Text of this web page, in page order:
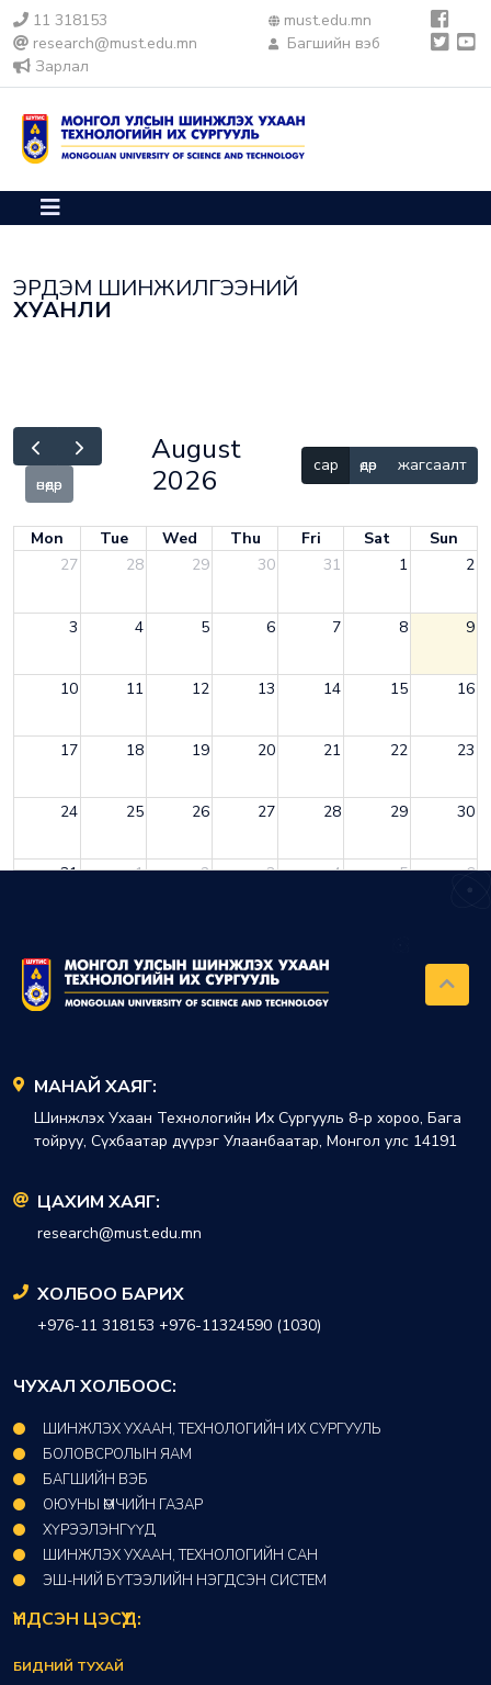
11 318153
research@must.edu.mn
Зарлал
must.edu.mn
Багшийн вэб
ЭРДЭМ ШИНЖИЛГЭЭНИЙ
ХУАНЛИ
өнөөдөр
August
2026
сар өдөр жагсаалт
Mon Tue Wed Thu Fri Sat
Sun
27
28 29 30 31 1 2
3 4 5 6 7 8 9
10 11 12 13 14 15 16
17 18 19 20 21 22 23
24 25 26 27 28 29 30
31 1 2 3 4 5 6
МАНАЙ ХАЯГ:
Шинжлэх Ухаан Технологийн Их Сургууль 8-р хороо, Бага
тойруу, Сүхбаатар дүүрэг Улаанбаатар, Монгол улс 14191
ЦАХИМ ХАЯГ:
research@must.edu.mn
ХОЛБОО БАРИХ
+976-11 318153 +976-11324590 (1030)
ЧУХАЛ ХОЛБООС:
ШИНЖЛЭХ УХААН, ТЕХНОЛОГИЙН ИХ СУРГУУЛЬ
БОЛОВСРОЛЫН ЯАМ
БАГШИЙН ВЭБ
ОЮУНЫ ӨМЧИЙН ГАЗАР​
ХҮРЭЭЛЭНГҮҮД​
ШИНЖЛЭХ УХААН, ТЕХНОЛОГИЙН САН​
ЭШ-НИЙ БҮТЭЭЛИЙН НЭГДСЭН СИСТЕМ
ҮНДСЭН ЦЭСҮҮД:
БИДНИЙ ТУХАЙ